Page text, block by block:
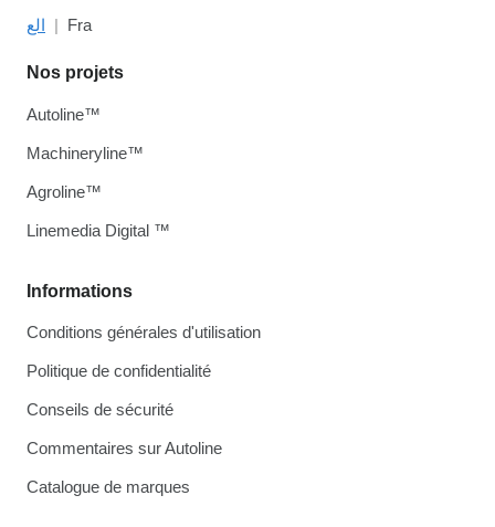
الع Fra
Informations
Conditions générales d'utilisation
Politique de confidentialité
Conseils de sécurité
Commentaires sur Autoline
Catalogue de marques
Nos projets
Autoline™
Machineryline™
Agroline™
Linemedia Digital ™